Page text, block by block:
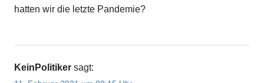
hatten wir die letzte Pandemie?
KeinPolitiker sagt: